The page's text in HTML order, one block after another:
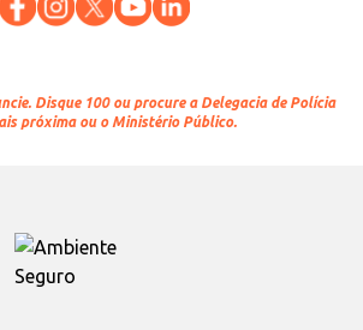
Disque 100 ou procure a Delegacia de Polícia
próxima ou o Ministério Público.